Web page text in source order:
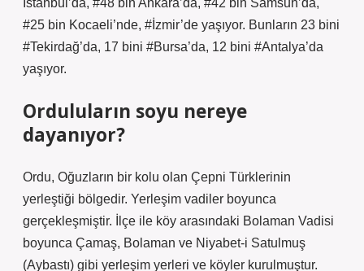
İstanbul’da, #48 bin Ankara’da, #42 bin Samsun’da,
#25 bin Kocaeli’nde, #İzmir’de yaşıyor. Bunların 23 bini
#Tekirdağ’da, 17 bini #Bursa’da, 12 bini #Antalya’da
yaşıyor.
Orduluların soyu nereye
dayanıyor?
Ordu, Oğuzların bir kolu olan Çepni Türklerinin
yerleştiği bölgedir. Yerleşim vadiler boyunca
gerçekleşmiştir. İlçe ile köy arasındaki Bolaman Vadisi
boyunca Çamaş, Bolaman ve Niyabet-i Satulmuş
(Aybastı) gibi yerleşim yerleri ve köyler kurulmuştur.